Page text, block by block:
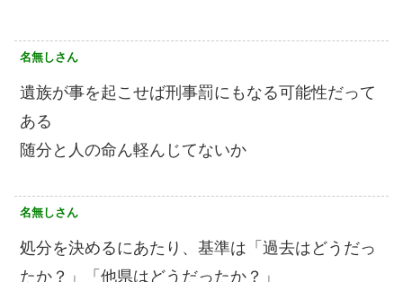
名無しさん
遺族が事を起こせば刑事罰にもなる可能性だって
ある
随分と人の命ん軽んじてないか
名無しさん
処分を決めるにあたり、基準は「過去はどうだっ
たか？」「他県はどうだったか？」